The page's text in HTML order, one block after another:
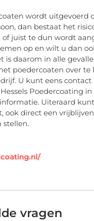
wordt uitgevoerd
dan bestaat het
of juist te dun wordt
op en wilt u dan
is daarom in alle
poedercoaten over te
U kunt eens contact
Poedercoating in
Uiteraard
ook direct een
stellen.
vragen